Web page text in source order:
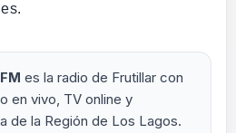
es la radio de Frutillar con
en vivo, TV online y
de la Región de Los Lagos.